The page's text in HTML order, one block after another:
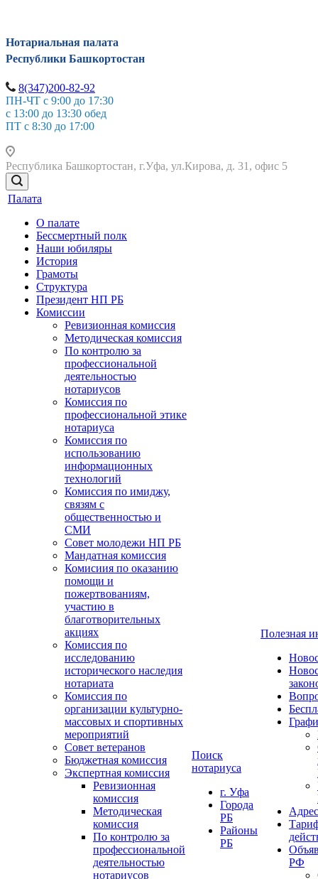
Нотариальная палата
Республики Башкортостан
8(347)200-82-92
ПН-ЧТ с 9:00 до 17:30
с 13:00 до 13:30 обед
ПТ с 8:30 до 17:00
Республика Башкортостан, г.Уфа, ул.Кирова, д. 31, офис 5
Палата
О палате
Бессмертный полк
Наши юбиляры
История
Грамоты
Структура
Президент НП РБ
Комиссии
Ревизионная комиссия
Методическая комиссия
По контролю за
профессиональной
деятельностью
нотариусов
Комиссия по
профессиональной этике
нотариуса
Комиссия по
использованию
информационных
технологий
Комиссия по имиджу,
связям с
общественностью и
СМИ
Совет молодежи НП РБ
Мандатная комиссия
Комисиия по оказанию
помощи и
пожертвованиям,
участию в
благотворительных
акциях
Комиссия по
исследованию
исторического наследия
нотариата
Комиссия по
организации культурно-
массовых и спортивных
мероприятий
Совет ветеранов
Бюджетная комиссия
Экспертная комиссия
Ревизионная
комиссия
Методическая
комиссия
По контролю за
профессиональной
деятельностью
нотариусов
Поиск
нотариуса
г. Уфа
Города
РБ
Районы
РБ
Полезная
РФ